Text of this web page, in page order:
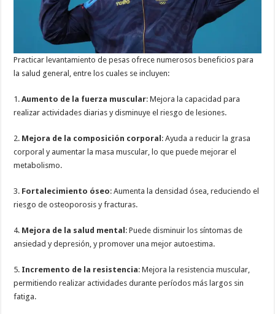
Practicar levantamiento de pesas ofrece numerosos beneficios para
la salud general, entre los cuales se incluyen:
1.Aumento de la fuerza muscular: Mejora la capacidad para
realizar actividades diarias y disminuye el riesgo de lesiones.
2. Mejora de la composición corporal : Ayuda a reducir la grasa
corporal y aumentar la masa muscular, lo que puede mejorar el
metabolismo.
3. Fortalecimiento óseo: Aumenta la densidad ósea, reduciendo el
riesgo de osteoporosis y fracturas.
4. Mejora de la salud mental : Puede disminuir los síntomas de
ansiedad y depresión, y promover una mejor autoestima.
5. Incremento de la resistencia: Mejora la resistencia muscular,
permitiendo realizar actividades durante períodos más largos sin
fatiga.